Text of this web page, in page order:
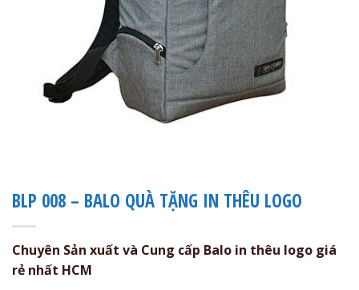
BLP 008 – BALO QUÀ TẶNG IN THÊU LOGO
Chuyên Sản xuất và Cung cấp Balo in thêu logo giá
rẻ nhất HCM